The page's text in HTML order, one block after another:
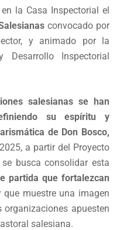
la Casa Inspectorial el
convocado por
y animado por la
Inspectorial
salesianas se han
su espíritu y
de Don Bosco,
a partir del Proyecto
busca consolidar esta
partida que fortalezcan
que muestre una imagen
apuesten
salesiana.